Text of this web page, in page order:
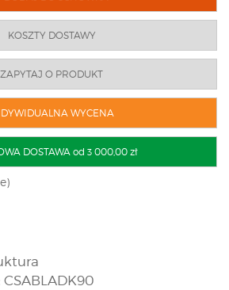
KOSZTY DOSTAWY
ZAPYTAJ O PRODUKT
WYCENA
DOSTAWA od 3 000,00 zł
CSABLADK90